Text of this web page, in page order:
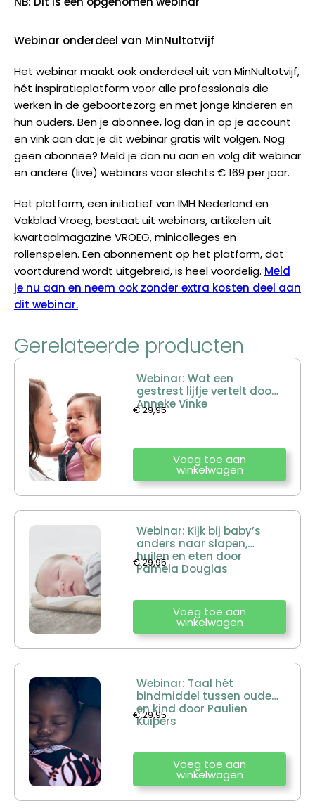
Webinar onderdeel van MinNultotvijf
Het webinar maakt ook onderdeel uit van MinNultotvijf,
hét inspiratieplatform voor alle professionals die
werken in de geboortezorg en met jonge kinderen en
hun ouders. Ben je abonnee, log dan in op je account
en vink aan dat je dit webinar gratis wilt volgen. Nog
geen abonnee? Meld je dan nu aan en volg dit webinar
en andere (live) webinars voor slechts € 169 per jaar.
Het platform, een initiatief van IMH Nederland en
Vakblad Vroeg, bestaat uit webinars, artikelen uit
kwartaalmagazine VROEG, minicolleges en
rollenspelen. Een abonnement op het platform, dat
voortdurend wordt uitgebreid, is heel voordelig. Meld
je nu aan en neem ook zonder extra kosten deel aan
dit webinar.
Gerelateerde producten
Webinar: Wat een
gestrest lijfje vertelt door
Anneke Vinke
€29,95
Voeg toe aan
winkelwagen
Webinar: Kijk bij baby’s
anders naar slapen,
huilen en eten door
Pamela Douglas
€29,95
Voeg toe aan
winkelwagen
Webinar: Taal hét
bindmiddel tussen ouder
en kind door Paulien
Kuipers
€29,95
Voeg toe aan
winkelwagen